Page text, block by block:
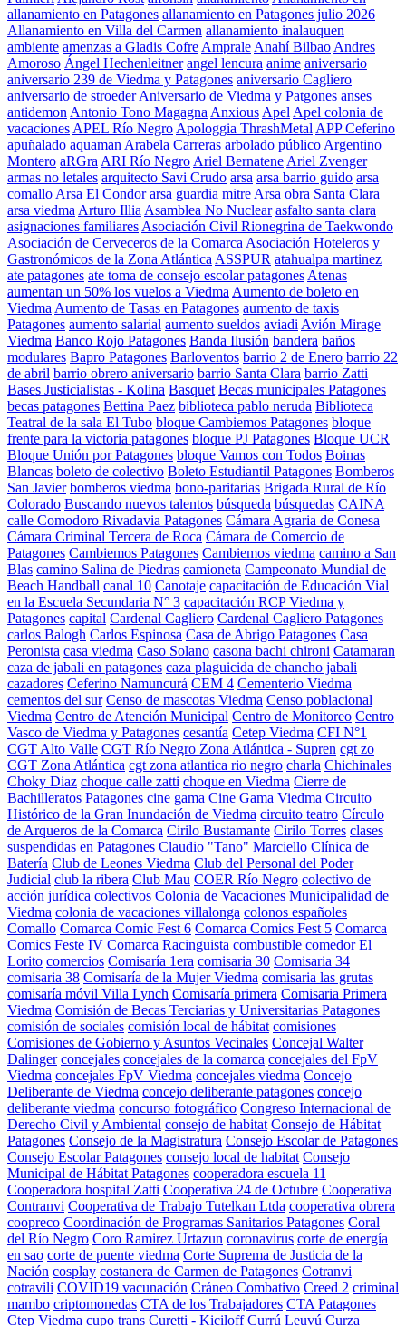
allanamiento en Patagones allanamiento en Patagones julio 2026
Allanamiento en Villa del Carmen allanamiento inalauquen
ambiente amenzas a Gladis Cofre Amprale Anahí Bilbao Andres
Amoroso Ángel Hechenleitner angel lencura anime aniversario
aniversario 239 de Viedma y Patagones aniversario Cagliero
aniversario de stroeder Aniversario de Viedma y Patgones anses
antidemon Antonio Tono Magagna Anxious Apel Apel colonia de
vacaciones APEL Río Negro Apologgia ThrashMetal APP Ceferino
apuñalado aquaman Arabela Carreras arbolado público Argentino
Montero aRGra ARI Río Negro Ariel Bernatene Ariel Zvenger
armas no letales arquitecto Savi Crudo arsa arsa barrio guido arsa
comallo Arsa El Condor arsa guardia mitre Arsa obra Santa Clara
arsa viedma Arturo Illia Asamblea No Nuclear asfalto santa clara
asignaciones familiares Asociación Civil Rionegrina de Taekwondo
Asociación de Cerveceros de la Comarca Asociación Hoteleros y
Gastronómicos de la Zona Atlántica ASSPUR atahualpa martinez
ate patagones ate toma de consejo escolar patagones Atenas
aumentan un 50% los vuelos a Viedma Aumento de boleto en
Viedma Aumento de Tasas en Patagones aumento de taxis
Patagones aumento salarial aumento sueldos aviadi Avión Mirage
Viedma Banco Rojo Patagones Banda Ilusión bandera baños
modulares Bapro Patagones Barloventos barrio 2 de Enero barrio 22
de abril barrio obrero aniversario barrio Santa Clara barrio Zatti
Bases Justicialistas - Kolina Basquet Becas municipales Patagones
becas patagones Bettina Paez biblioteca pablo neruda Biblioteca
Teatral de la sala El Tubo bloque Cambiemos Patagones bloque
frente para la victoria patagones bloque PJ Patagones Bloque UCR
Bloque Unión por Patagones bloque Vamos con Todos Boinas
Blancas boleto de colectivo Boleto Estudiantil Patagones Bomberos
San Javier bomberos viedma bono-paritarias Brigada Rural de Río
Colorado Buscando nuevos talentos búsqueda búsquedas CAINA
calle Comodoro Rivadavia Patagones Cámara Agraria de Conesa
Cámara Criminal Tercera de Roca Cámara de Comercio de
Patagones Cambiemos Patagones Cambiemos viedma camino a San
Blas camino Salina de Piedras camioneta Campeonato Mundial de
Beach Handball canal 10 Canotaje capacitación de Educación Vial
en la Escuela Secundaria N° 3 capacitación RCP Viedma y
Patagones capital Cardenal Cagliero Cardenal Cagliero Patagones
carlos Balogh Carlos Espinosa Casa de Abrigo Patagones Casa
Peronista casa viedma Caso Solano casona bachi chironi Catamaran
caza de jabali en patagones caza plaguicida de chancho jabali
cazadores Ceferino Namuncurá CEM 4 Cementerio Viedma
cementos del sur Censo de mascotas Viedma Censo poblacional
Viedma Centro de Atención Municipal Centro de Monitoreo Centro
Vasco de Viedma y Patagones cesantía Cetep Viedma CFI N°1
CGT Alto Valle CGT Río Negro Zona Atlántica - Supren cgt zo
CGT Zona Atlántica cgt zona atlantica rio negro charla Chichinales
Choky Diaz choque calle zatti choque en Viedma Cierre de
Bachilleratos Patagones cine gama Cine Gama Viedma Circuito
Histórico de la Gran Inundación de Viedma circuito teatro Círculo
de Arqueros de la Comarca Cirilo Bustamante Cirilo Torres clases
suspendidas en Patagones Claudio "Tano" Marciello Clínica de
Batería Club de Leones Viedma Club del Personal del Poder
Judicial club la ribera Club Mau COER Río Negro colectivo de
acción jurídica colectivos Colonia de Vacaciones Municipalidad de
Viedma colonia de vacaciones villalonga colonos españoles
Comallo Comarca Comic Fest 6 Comarca Comics Fest 5 Comarca
Comics Feste IV Comarca Racinguista combustible comedor El
Lorito comercios Comisaría 1era comisaria 30 Comisaria 34
comisaria 38 Comisaría de la Mujer Viedma comisaria las grutas
comisaría móvil Villa Lynch Comisaría primera Comisaria Primera
Viedma Comisión de Becas Terciarias y Universitarias Patagones
comisión de sociales comisión local de hábitat comisiones
Comisiones de Gobierno y Asuntos Vecinales Concejal Walter
Dalinger concejales concejales de la comarca concejales del FpV
Viedma concejales FpV Viedma concejales viedma Concejo
Deliberante de Viedma concejo deliberante patagones concejo
deliberante viedma concurso fotográfico Congreso Internacional de
Derecho Civil y Ambiental consejo de habitat Consejo de Hábitat
Patagones Consejo de la Magistratura Consejo Escolar de Patagones
Consejo Escolar Patagones consejo local de habitat Consejo
Municipal de Hábitat Patagones cooperadora escuela 11
Cooperadora hospital Zatti Cooperativa 24 de Octubre Cooperativa
Contranvi Cooperativa de Trabajo Tutelkan Ltda cooperativa obrera
coopreco Coordinación de Programas Sanitarios Patagones Coral
del Río Negro Coro Ramirez Urtazun coronavirus corte de energía
en sao corte de puente viedma Corte Suprema de Justicia de la
Nación cosplay costanera de Carmen de Patagones Cotranvi
cotravili COVID19 vacunación Cráneo Combativo Creed 2 criminal
mambo criptomonedas CTA de los Trabajadores CTA Patagones
Ctep Viedma cupo trans Curetti - Kiciloff Currú Leuvú Curza